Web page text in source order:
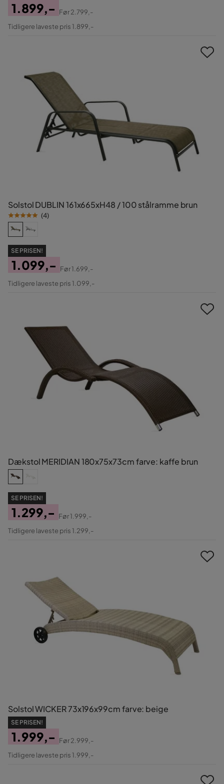
Pris
1.899,-
Original
Før2.799,-
Tidligere laveste pris 1.899,-
Solstol DUBLIN 161x665xH48 / 100 stålramme brun
(4)
SE PRISEN!
Pris
1.099,-
Original
Før1.699,-
Tidligere laveste pris 1.099,-
Dækstol MERIDIAN 180x75x73cm farve: kaffe brun
SE PRISEN!
Pris
1.299,-
Original
Før1.999,-
Tidligere laveste pris 1.299,-
Solstol WICKER 73x196x99cm farve: beige
SE PRISEN!
Pris
1.999,-
Original
Før2.999,-
Tidligere laveste pris 1.999,-